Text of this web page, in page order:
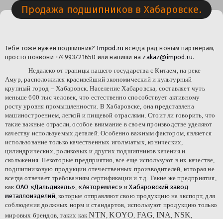
Продажа подшипников в Хабаровске.
Тебе тоже нужен подшипник? Impod.ru всегда рад новым партнерам,
просто позвони +74993721650 или напиши наzakaz@impod.ru.
Недалеко от границы нашего государства с Китаем, на реке
Амур, расположился красивейший экономический и культурный
крупный город – Хабаровск. Население Хабаровска, составляет чуть
меньше 600 тыс человек, что естественно способствует активному
росту уровня промышленности. В Хабаровске, она представлена
машиностроением, легкой и пищевой отраслями. Стоит ли говорить, что
такие важные отрасли, особое внимание в своем производстве уделяют
качеству используемых деталей. Особенно важным фактором, является
использование только качественных игольчатых, конических,
цилиндрических, роликовых и других подшипниковкаченияи
скольжения. Некоторые предприятия, все еще используют в их качестве,
подшипниковую продукции отечественных производителей, которая не
всегда отвечает требованиям сертификации и т.д. Такие же предприятия,
как ОАО «Дальдизель», «Авторемлес» иХабаровский завод
металлоизделий, которые отправляют свою продукцию на экспорт, для
соблюдения должных норм и стандартов, используют продукцию только
мировых брендов, таких какNTN,KOYO, FAG, INA, NSK,